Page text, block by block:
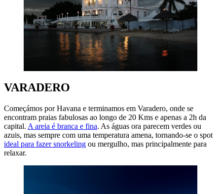
VARADERO
Começámos por Havana e terminamos em Varadero, onde se
encontram praias fabulosas ao longo de 20 Kms e apenas a 2h da
capital. A areia é branca e fina. As águas ora parecem verdes ou
azuis, mas sempre com uma temperatura amena, tornando-se o spot
ideal para fazer snorkeling ou mergulho, mas principalmente para
relaxar.